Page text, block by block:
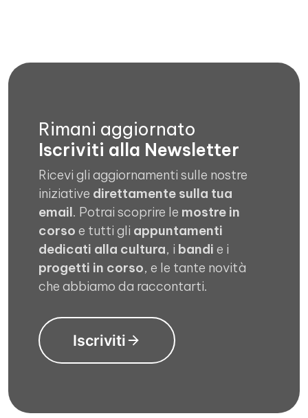
Rimani aggiornato
Iscriviti alla Newsletter
Ricevi gli aggiornamenti sulle nostre
iniziative direttamente sulla tua
email. Potrai scoprire le mostre in
corso e tutti gli appuntamenti
dedicati alla cultura, i bandi e i
progetti in corso, e le tante novità
che abbiamo da raccontarti.
Iscriviti